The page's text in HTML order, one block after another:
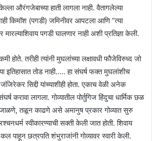
औरंगजेबाच्या हाती लागला नाही. वैतागलेल्या
किमॉश (पगडी) जमिनीवर आपटला आणि “त्या
पगडी घालणार नाही अशी प्रतिज्ञा केली.
तरीही त्यांनी मुघलांच्या लक्षावधी फौजेविरुध्द जो
इतिहासात तोड नाही….. हा संघर्ष फक्त मुघलांशीच
जंजिरेकर सिद्दी यांच्याशीही होता. एकाच वेळी अनेक
करावा लागला. गोव्यातील पोर्तुगिज हिंदुचा धार्मिक छळ
तळून काढणे असे अमानुष प्रकार गोव्यात सुरु
स्वीकारण्याची सक्ती केली जात होती. शिवाय
पाहून छत्रपति शंभुराजांनी गोव्यावर स्वारी केली.